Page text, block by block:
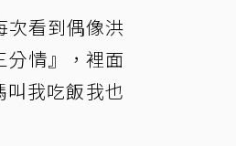
次看到偶像洪
分情』，裡面
我吃飯我也